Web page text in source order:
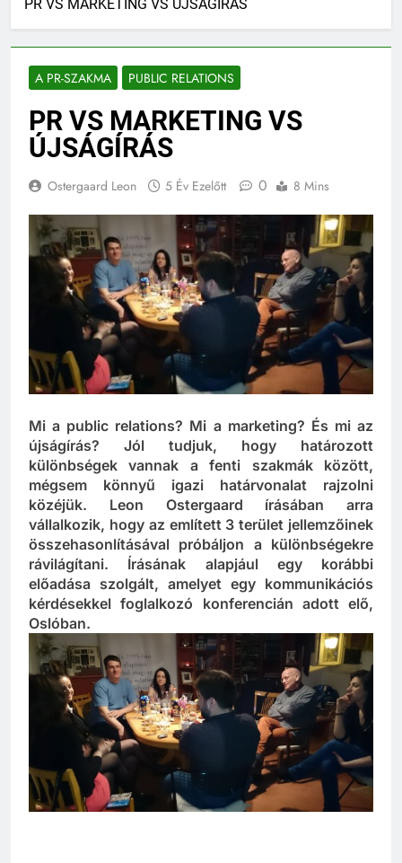
PR VS MARKETING VS ÚJSÁGÍRÁS
A PR-SZAKMA PUBLIC RELATIONS
PR VS MARKETING VS
ÚJSÁGÍRÁS
Ostergaard Leon 5 Év Ezelőtt 0 8 Mins
Mi a public relations? Mi a marketing? És mi az
újságírás? Jól tudjuk, hogy határozott
különbségek vannak a fenti szakmák között,
mégsem könnyű igazi határvonalat rajzolni
közéjük. Leon Ostergaard írásában arra
vállalkozik, hogy az említett 3 terület jellemzőinek
összehasonlításával próbáljon a különbségekre
rávilágítani. Írásának alapjául egy korábbi
előadása szolgált, amelyet egy kommunikációs
kérdésekkel foglalkozó konferencián adott elő,
Oslóban.